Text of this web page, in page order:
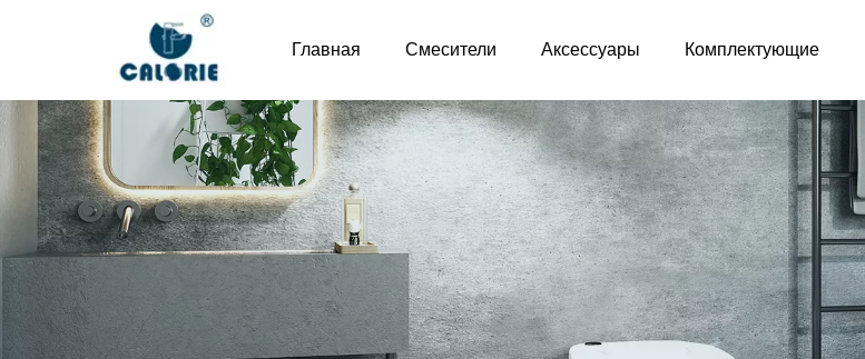
Главная Смесители Аксессуары Комплектующие